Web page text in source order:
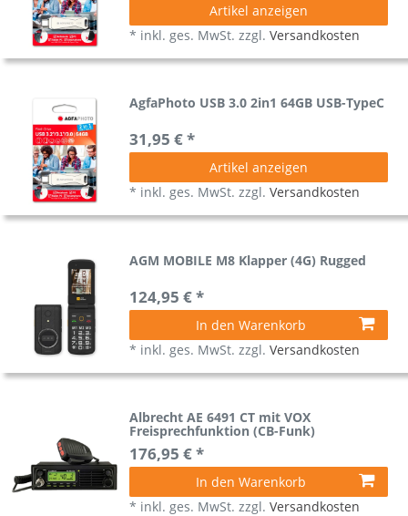
Artikel anzeigen
* inkl. ges. MwSt. zzgl.Versandkosten
AgfaPhoto USB 3.0 2in1 64GB USB-TypeC
31,95 € *
Artikel anzeigen
* inkl. ges. MwSt. zzgl.Versandkosten
AGM MOBILE M8 Klapper (4G) Rugged
124,95 € *
In den Warenkorb
* inkl. ges. MwSt. zzgl.Versandkosten
Albrecht AE 6491 CT mit VOX
Freisprechfunktion (CB-Funk)
176,95 € *
In den Warenkorb
* inkl. ges. MwSt. zzgl.Versandkosten